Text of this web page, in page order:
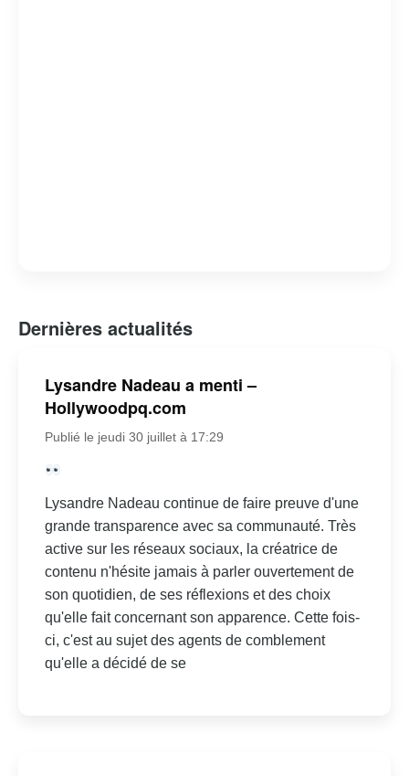
Dernières actualités
Lysandre Nadeau a menti –
Hollywoodpq.com
Publié le jeudi 30 juillet à 17:29
Lysandre Nadeau continue de faire preuve d'une
grande transparence avec sa communauté. Très
active sur les réseaux sociaux, la créatrice de
contenu n'hésite jamais à parler ouvertement de
son quotidien, de ses réflexions et des choix
qu'elle fait concernant son apparence. Cette fois-
ci, c'est au sujet des agents de comblement
qu'elle a décidé de se